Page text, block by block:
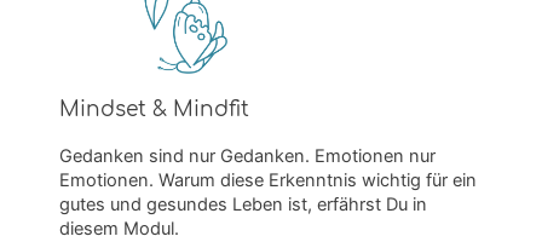
Mindset & Mindfit
Gedanken sind nur Gedanken. Emotionen nur
Emotionen. Warum diese Erkenntnis wichtig für ein
gutes und gesundes Leben ist, erfährst Du in
diesem Modul.